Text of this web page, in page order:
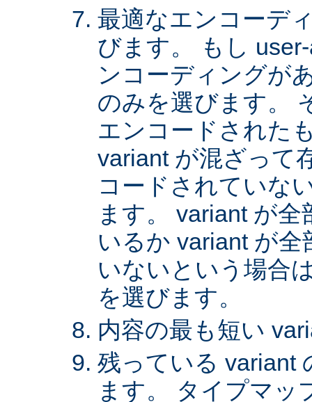
最適なエンコーデ
びます。 もし
ンコーディングが
のみを選びます。
エンコードされた
variant が混ざって
コードされていな
ます。 variant が
いるか variant が
いないという場合
を選びます。
内容の最も短い
残っている variant
ます。 タイプマッ